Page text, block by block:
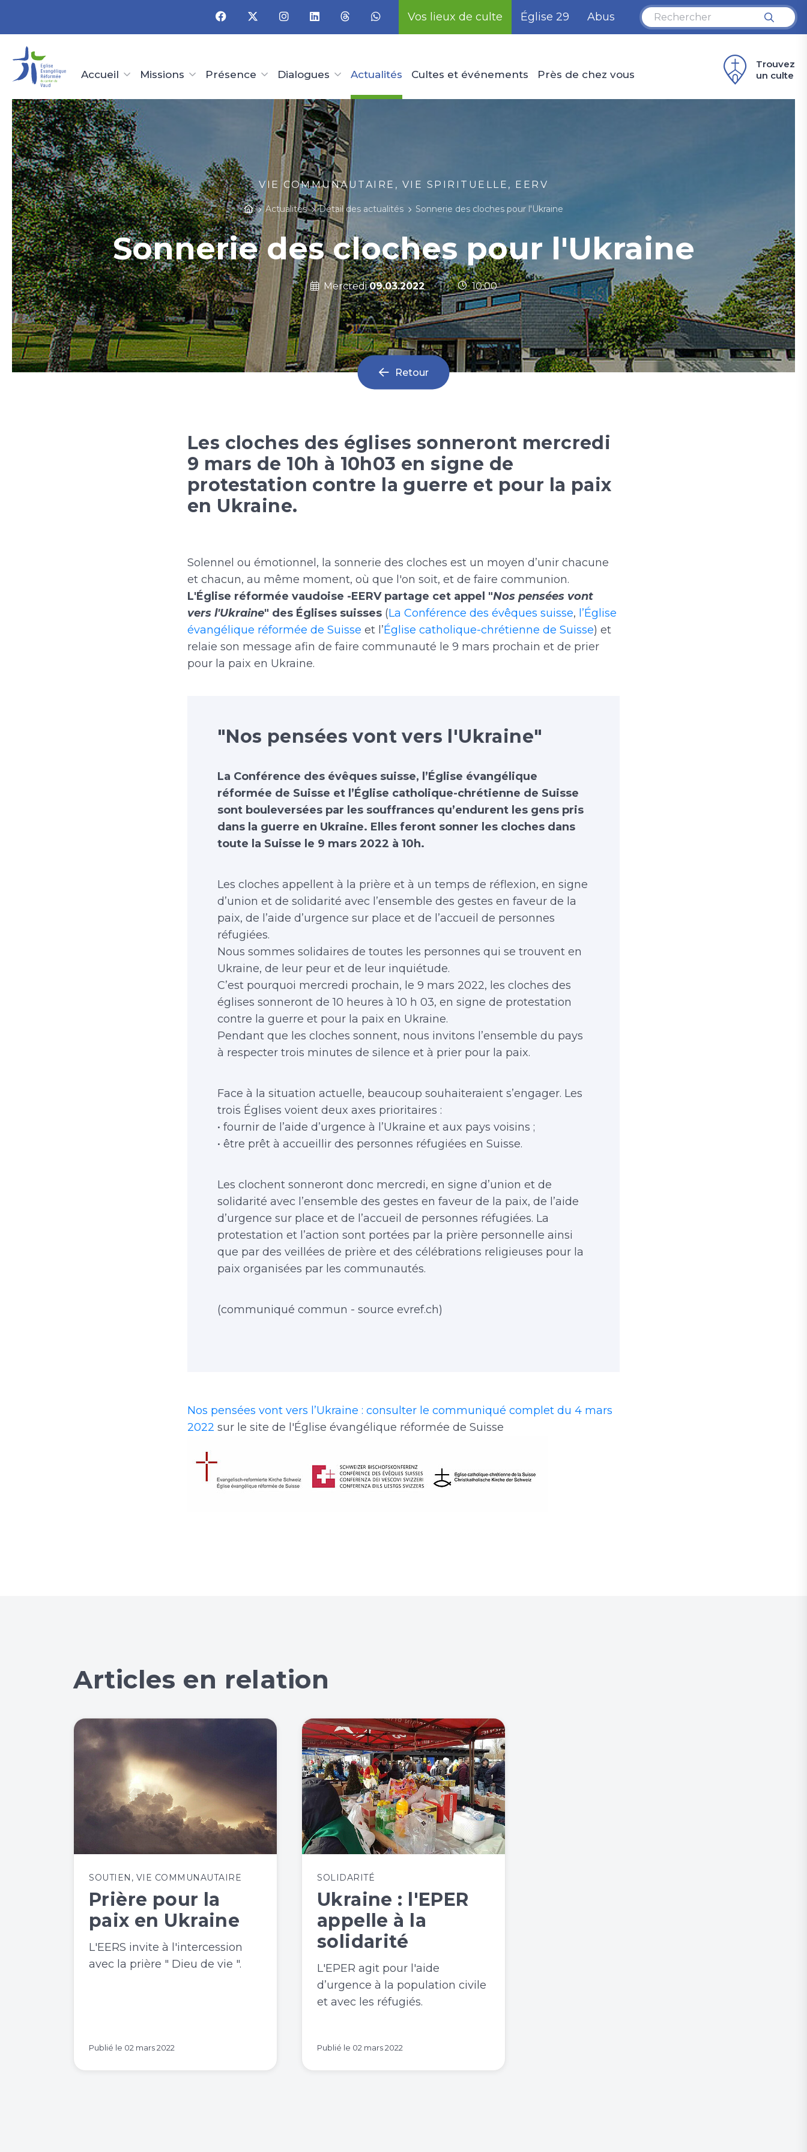
Vos lieux de culte Église 29 Abus
Accueil Missions Présence Dialogues Actualités Cultes et événements Près de chez vous
Trouvez
un culte
VIE COMMUNAUTAIRE, VIE SPIRITUELLE, EERV
Actualités Détail des actualités Sonnerie des cloches pour l'Ukraine
Sonnerie des cloches pour l'Ukraine
Mercredi09.03.2022 | 10:00
Retour
Les cloches des églises sonneront mercredi
9 mars de 10h à 10h03 en signe de
protestation contre la guerre et pour la paix
en Ukraine.
Solennel ou émotionnel, la sonnerie des cloches est un moyen d’unir chacune
et chacun, au même moment, où que l'on soit, et de faire communion.
L'Église réformée vaudoise -EERV partage cet appel "Nos pensées vont
vers l'Ukraine" des Églises suisses (La Conférence des évêques suisse, l’Église
évangélique réformée de Suisse et l’Église catholique-chrétienne de Suisse) et
relaie son message afin de faire communauté le 9 mars prochain et de prier
pour la paix en Ukraine.
"Nos pensées vont vers l'Ukraine"
La Conférence des évêques suisse, l’Église évangélique
réformée de Suisse et l’Église catholique-chrétienne de Suisse
sont bouleversées par les souffrances qu’endurent les gens pris
dans la guerre en Ukraine. Elles feront sonner les cloches dans
toute la Suisse le 9 mars 2022 à 10h.
Les cloches appellent à la prière et à un temps de réflexion, en signe
d’union et de solidarité avec l’ensemble des gestes en faveur de la
paix, de l’aide d’urgence sur place et de l’accueil de personnes
réfugiées.
Nous sommes solidaires de toutes les personnes qui se trouvent en
Ukraine, de leur peur et de leur inquiétude.
C’est pourquoi mercredi prochain, le 9 mars 2022, les cloches des
églises sonneront de 10 heures à 10 h 03, en signe de protestation
contre la guerre et pour la paix en Ukraine.
Pendant que les cloches sonnent, nous invitons l’ensemble du pays
à respecter trois minutes de silence et à prier pour la paix.
Face à la situation actuelle, beaucoup souhaiteraient s’engager. Les
trois Églises voient deux axes prioritaires :
• fournir de l’aide d’urgence à l’Ukraine et aux pays voisins ;
• être prêt à accueillir des personnes réfugiées en Suisse.
Les clochent sonneront donc mercredi, en signe d’union et de
solidarité avec l’ensemble des gestes en faveur de la paix, de l’aide
d’urgence sur place et de l’accueil de personnes réfugiées. La
protestation et l’action sont portées par la prière personnelle ainsi
que par des veillées de prière et des célébrations religieuses pour la
paix organisées par les communautés.
(communiqué commun - source evref.ch)
Nos pensées vont vers l’Ukraine : consulter le communiqué complet du 4 mars
2022 sur le site de l'Église évangélique réformée de Suisse
Articles en relation
SOUTIEN , VIE COMMUNAUTAIRE
Prière pour la
paix en Ukraine
L'EERS invite à l'intercession
avec la prière " Dieu de vie ".
Publié le 02 mars 2022
SOLIDARITÉ
Ukraine : l'EPER
appelle à la
solidarité
L'EPER agit pour l'aide
d’urgence à la population civile
et avec les réfugiés.
Publié le 02 mars 2022